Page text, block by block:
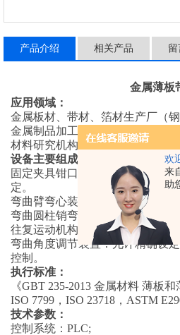
欢
来
助
产品介绍 相关产品 留
金属薄板
应用领域 ：
金属板材、带材、箔材生产厂（
金属制品加工行业（如汽车零部
材料研究机构、实验室。
设备主要组成部分与工作原理
：
固定夹具钳口：‌用于牢固夹持试
定。
弯曲臂弯心装置：‌这是施加弯曲应
弯曲圆柱销弯心：‌一个半径圆柱
往复运动机构：‌弯曲臂通常由电
弯曲角度调节装置：‌允许精确设
控制。
执行标准：
《GBT 235-2013 金属材料 薄板
ISO 7799，ISO 23718，ASTM
技术参数：
控制系统：PLC;